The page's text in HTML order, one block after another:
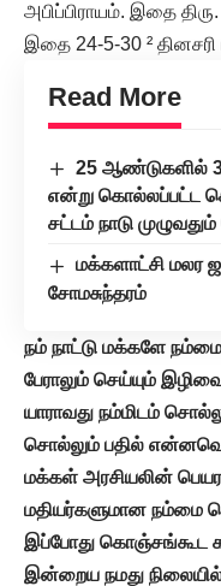
அபிப்பிராயம். இதை
இதை 24-5-30 ²
Read More
25 ஆண்டுகளில்
என்று கொல்லப்பட்ட
சட்டம் நாடு
மக்களாட்சி மலர
சோமசுந்தரம்
நம் நாட்டு மக்களே
பேராலும் செய்யும்
யாராவது நம்மிடம்
சொல்லும் பதில்
மக்கள் அரசியலின்
மதியர்களுமான நம்மை
இப்போது கொஞ்சங்கூட
இன்றைய நமது